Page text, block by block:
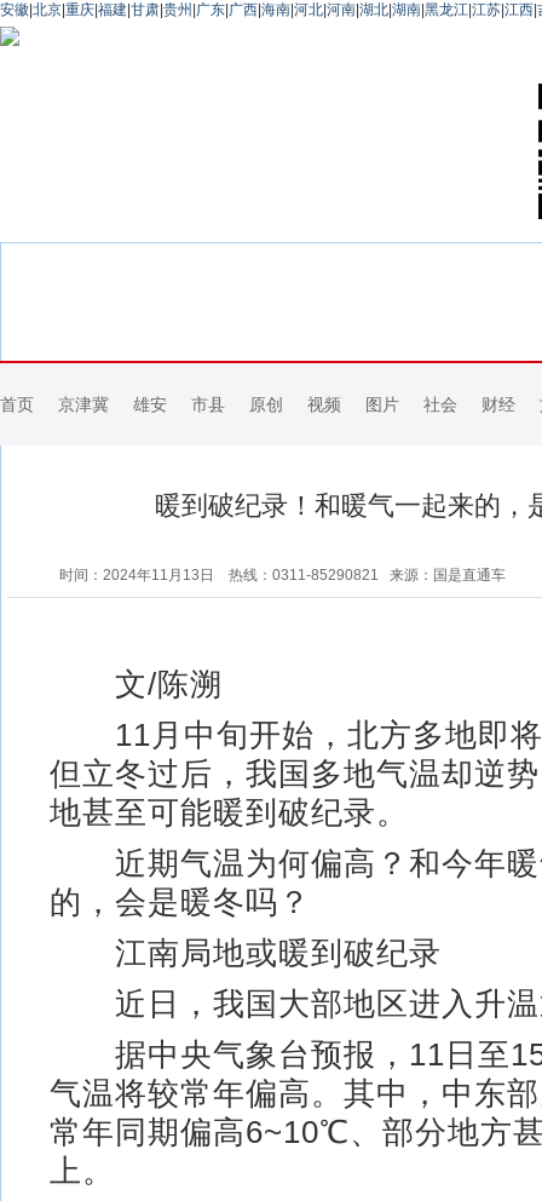
安徽 北京 重庆 福建 甘肃 贵州 广东 广西 海南 河北 河南 湖北 湖南 黑龙江 江苏 江西
首页 京津冀 雄安 市县 原创 视频 图片 社会 财经
暖到破纪录！和暖气一起来的，
时间：2024年11月13日 热线：0311-85290821 来源：国是直通车
文/陈溯
11月中旬开始，北方多地即将
但立冬过后，我国多地气温却逆
地甚至可能暖到破纪录。
近期气温为何偏高？和今年暖
的，会是暖冬吗？
江南局地或暖到破纪录
近日，我国大部地区进入升温
据中央气象台预报，11日至
气温将较常年偏高。其中，中东
常年同期偏高6~10℃、部分地方
上。